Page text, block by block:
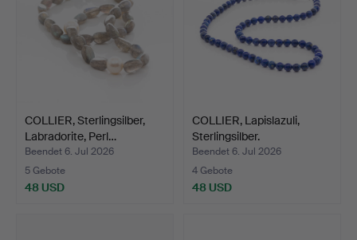
COLLIER, Sterlingsilber,
Labradorite, Perl…
Beendet 6. Jul 2026
5 Gebote
48 USD
COLLIER, Lapislazuli,
Sterlingsilber.
Beendet 6. Jul 2026
4 Gebote
48 USD